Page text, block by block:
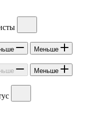
Меньше
Меньше